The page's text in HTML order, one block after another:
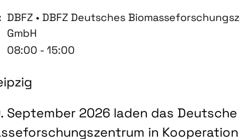
DBFZ • DBFZ Deutsches
GmbH
08:00 - 15:00
September 2026 laden das Deutsche
in